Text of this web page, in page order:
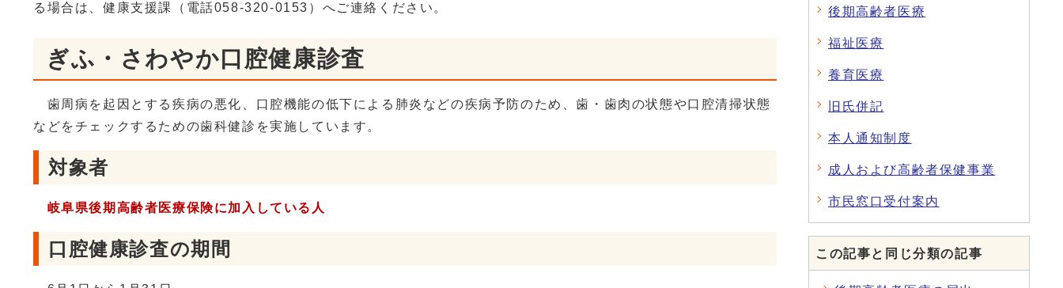
る場合は、健康支援課（電話058-320-0153）へご連絡ください。
ぎふ・さわやか口腔健康診査
歯周病を起因とする疾病の悪化、口腔機能の低下による肺炎などの疾病予防のため、歯・歯肉の状態や口腔清掃状態
などをチェックするための歯科健診を実施しています。
対象者
岐阜県後期高齢者医療保険に加入している人
口腔健康診査の期間
後期高齢者医療
福祉医療
養育医療
旧氏併記
本人通知制度
成人および高齢者保健事業
市民窓口受付案内
この記事と同じ分類の記事